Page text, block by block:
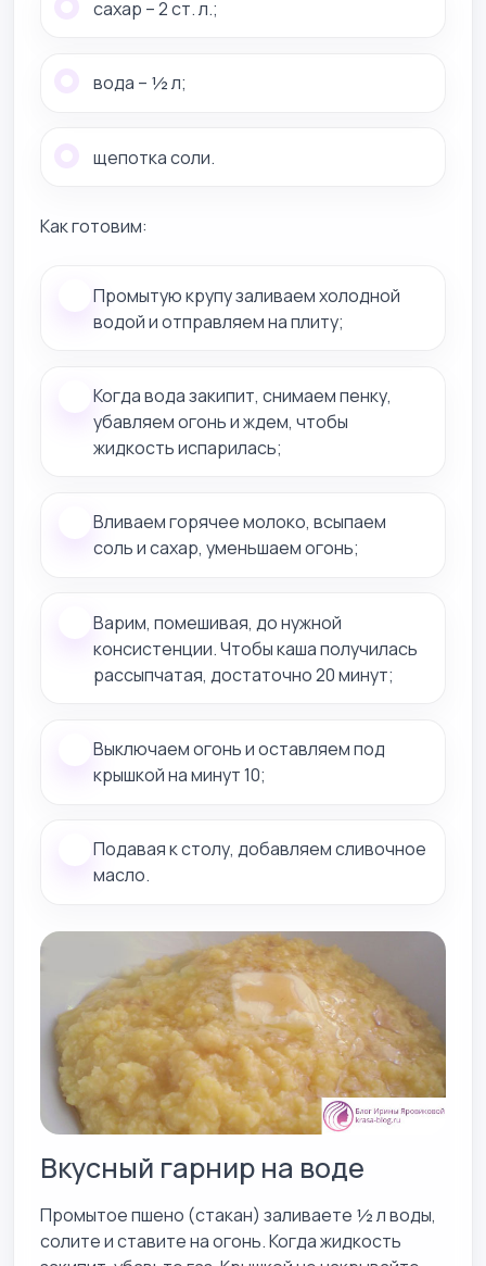
сахар – 2 ст. л.;
вода – ½ л;
щепотка соли.
Как готовим:
Промытую крупу заливаем холодной
водой и отправляем на плиту;
Когда вода закипит, снимаем пенку,
убавляем огонь и ждем, чтобы
жидкость испарилась;
Вливаем горячее молоко, всыпаем
соль и сахар, уменьшаем огонь;
Варим, помешивая, до нужной
консистенции. Чтобы каша получилась
рассыпчатая, достаточно 20 минут;
Выключаем огонь и оставляем под
крышкой на минут 10;
Подавая к столу, добавляем сливочное
масло.
Вкусный гарнир на воде
Промытое пшено (стакан) заливаете ½ л воды,
солите и ставите на огонь. Когда жидкость